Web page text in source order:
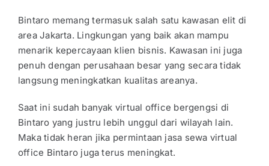
Bintaro memang termasuk salah satu kawasan elit di
area Jakarta. Lingkungan yang baik akan mampu
menarik kepercayaan klien bisnis. Kawasan ini juga
penuh dengan perusahaan besar yang secara tidak
langsung meningkatkan kualitas areanya.
Saat ini sudah banyak virtual office bergengsi di
Bintaro yang justru lebih unggul dari wilayah lain.
Maka tidak heran jika permintaan jasa sewa virtual
office Bintaro juga terus meningkat.